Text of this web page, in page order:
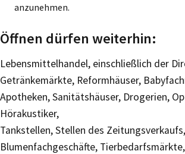
anzunehmen.
Öffnen dürfen weiterhin:
Lebensmittelhandel, einschließlich der
Getränkemärkte, Reformhäuser,
Apotheken, Sanitätshäuser, Drogerien,
Hörakustiker,
Tankstellen, Stellen des
Blumenfachgeschäfte, Tierbedarfsmärkte,